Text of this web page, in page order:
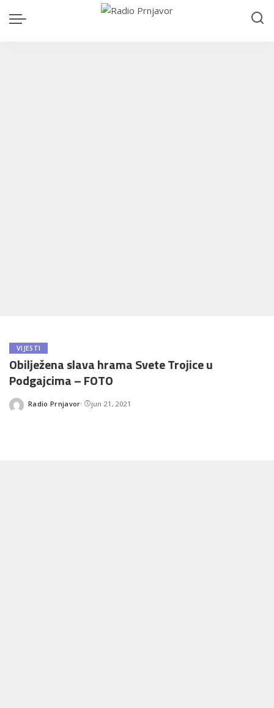
VIJESTI
Obilježena slava hrama Svete Trojice u
Podgajcima – FOTO
Posted
Radio Prnjavor jun 21, 2021